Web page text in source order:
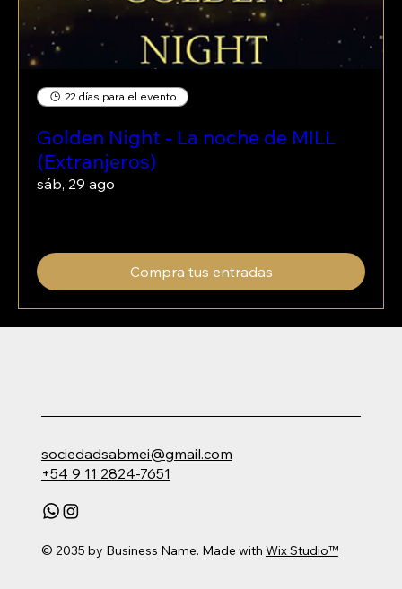
22 días para el evento
Golden Night - La noche de MILL
(Extranjeros)
sáb, 29 ago
Compra tus entradas
sociedadsabmei@gmail.com
+54 9 11 2824-7651
© 2035 by Business Name. Made with Wix Studio™